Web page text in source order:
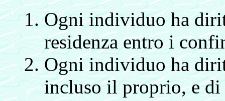
Ogni individuo ha
residenza entro i
Ogni individuo ha
incluso il proprio, e di